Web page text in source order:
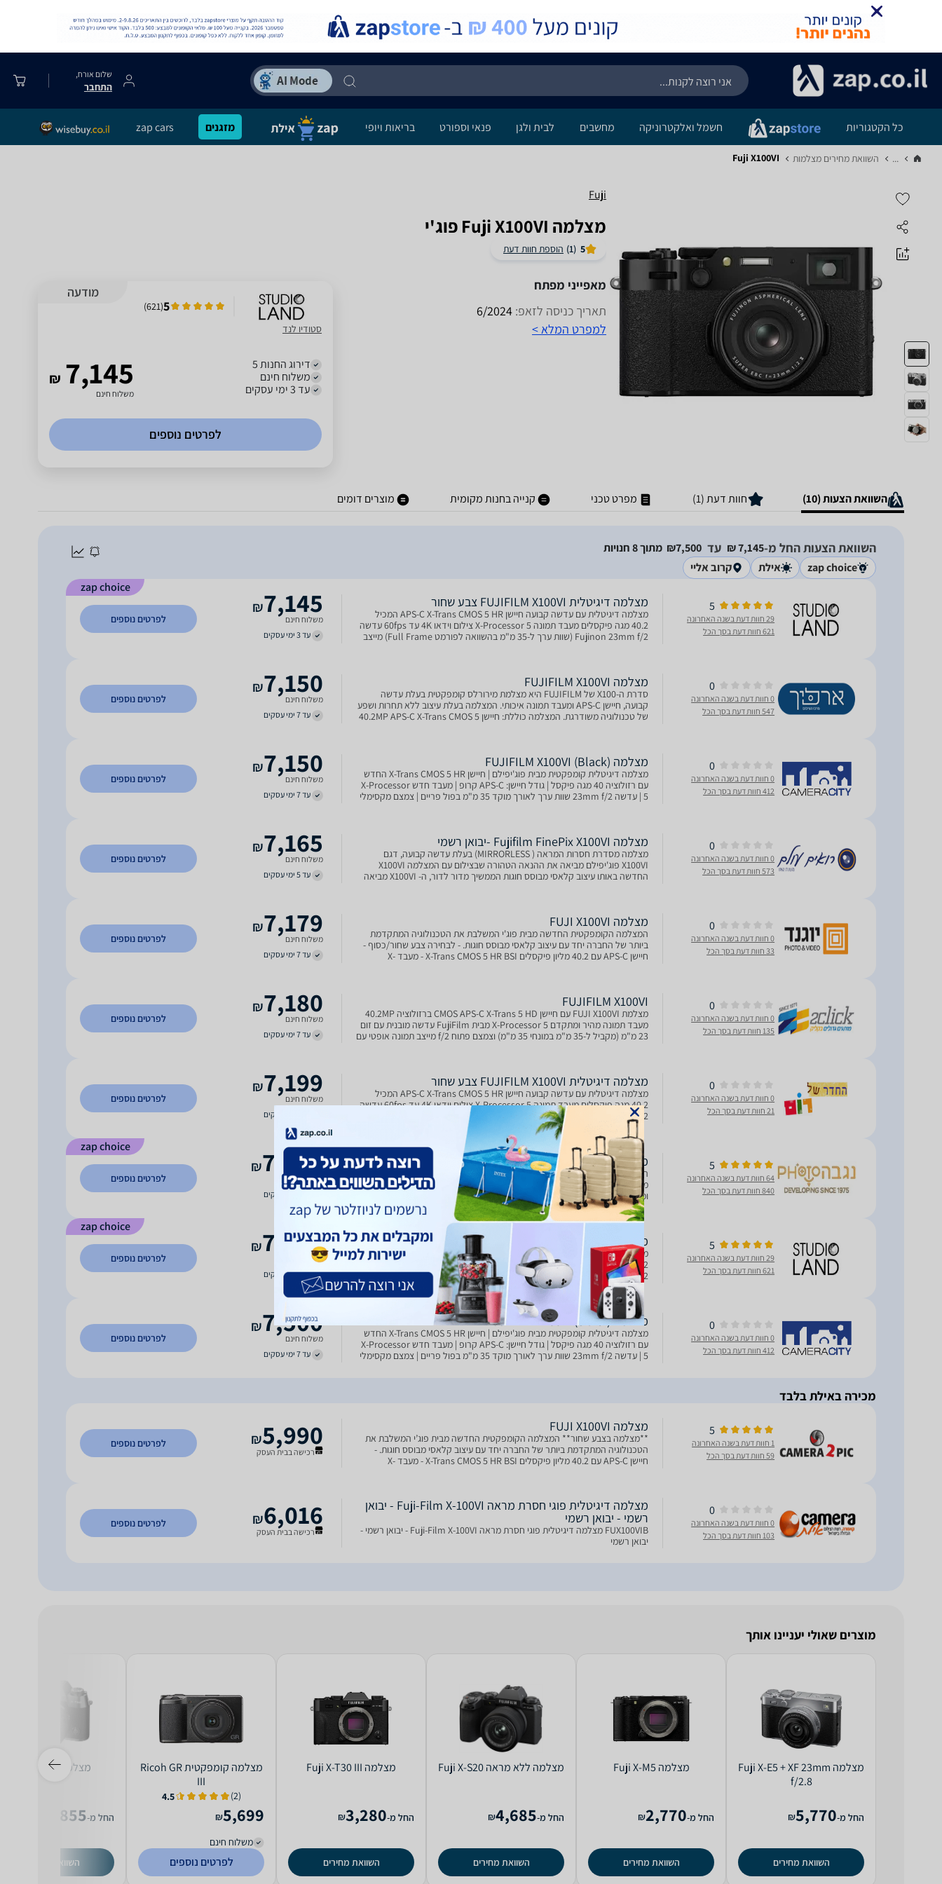
שלום אורח,
התחבר
כל הקטגוריות חשמל ואלקטרוניקה מחשבים לבית ולגן פנאי וספורט בריאות ויופי מזגנים zap cars
... השוואת מחירים מצלמות‏ Fuji X100VI
Fuji
מצלמה Fuji X100VI פוג'י
5
(1) הוספת חוות דעת
מאפייני מפתח
תאריך כניסה לזאפ: 6/2024
למפרט המלא >
מודעה
5
(
621
)
סטודיו לנד
דירוג החנות 5
משלוח חינם
עד 3 ימי עסקים
₪ 7,145
משלוח חינם
לפרטים נוספים
השוואת הצעות (10) חוות דעת (1) מפרט טכני קנייה בחנות מקומית מוצרים דומים
השוואת הצעות החל מ-7,145‏ ₪ עד 7,500‏₪
מתוך 8 חנויות
zap choice
אילת
קרוב אליי
zap choice
5
29 חוות דעת בשנה האחרונה
621 חוות דעת בסך הכל
מצלמה דיגיטלית FUJIFILM X100VI צבע שחור
מצלמה דיגיטלית עם עדשה קבועה חיישן APS-C X-Trans CMOS 5 HR המכיל
40.2 מגה פיקסלים מעבד תמונה X-Processor 5 צילום וידאו 4K עד 60fps עדשה
Fujinon 23mm f/2 (שוות ערך ל-35 מ"מ בהשוואה לפורמט Full Frame) מייצב
7,145
₪
משלוח חינם
עד 3 ימי עסקים
לפרטים נוספים
0
0 חוות דעת בשנה האחרונה
547 חוות דעת בסך הכל
מצלמה FUJIFILM X100VI
סדרת ה-X100 של FUJIFILM היא מצלמת מירורלס קומפקטית בעלת עדשה
קבועה, חיישן APS-C ומעבד תמונה איכותי. המצלמה בעלת עיצוב ללא תחרות ושפע
של טכנולוגיה משודרגת. המצלמה כוללת: חיישן 40.2MP APS-C X-Trans CMOS 5
7,150
₪
משלוח חינם
עד 7 ימי עסקים
לפרטים נוספים
0
0 חוות דעת בשנה האחרונה
412 חוות דעת בסך הכל
מצלמה FUJIFILM X100VI (Black)
מצלמה דיגיטלית קומפקטית מבית פוג'יפילם | חיישן X-Trans CMOS 5 HR החדש
עם רזולוציה 40 מגה פיקסל | גודל חיישן: APS-C קרופ | מעבד חדש X-Processor
5 | עדשה 23mm f/2 שוות ערך לאורך מוקד 35 מ"מ בפול פריים | צמצם מקסימלי
7,150
₪
משלוח חינם
עד 7 ימי עסקים
לפרטים נוספים
0
0 חוות דעת בשנה האחרונה
573 חוות דעת בסך הכל
מצלמה Fujifilm FinePix X100VI -יבואן רשמי
מצלמה מסדרת חסרות המראה ( MIRRORLESS) בעלת עדשה קבועה, דגם
X100VI פוג'יפילם מביאה את ההנאה הטהורה שבצילום עם המצלמה X100VI
החדשה באותו עיצוב קלאסי מבוסס חוגות הממשיך מדור לדור, ה- X100VI מביאה
7,165
₪
משלוח חינם
עד 5 ימי עסקים
לפרטים נוספים
0
0 חוות דעת בשנה האחרונה
33 חוות דעת בסך הכל
מצלמה FUJI X100VI
המצלמה הקומפקטית החדשה מבית פוג'י המשלבת את הטכנולוגיה המתקדמת
ביותר של החברה יחד עם עיצוב קלאסי מבוסס חוגות. - לבחירה צבע שחור/כסוף -
חיישן APS-C עם 40.2 מליון פיקסלים X-Trans CMOS 5 HR BSI - מעבד X-
7,179
₪
משלוח חינם
עד 7 ימי עסקים
לפרטים נוספים
0
0 חוות דעת בשנה האחרונה
135 חוות דעת בסך הכל
FUJIFILM X100VI
מצלמת FUJI X100VI עם חיישן CMOS APS-C X-Trans 5 HD ברזולוציה 40.2MP
מעבד תמונה מהיר ומתקדם X-Processor 5 מבית FujiFilm עדשה מובנית עם זום
23 מ"מ (מקביל ל-35 מ"מ במונחי 35 מ"מ) וצמצם פתוח f/2 מייצב תמונה אופטי עם
7,180
₪
משלוח חינם
עד 7 ימי עסקים
לפרטים נוספים
0
0 חוות דעת בשנה האחרונה
21 חוות דעת בסך הכל
מצלמה דיגיטלית FUJIFILM X100VI צבע שחור
מצלמה דיגיטלית עם עדשה קבועה חיישן APS-C X-Trans CMOS 5 HR המכיל
40.2 מגה פיקסלים מעבד תמונה X-Processor 5 צילום וידאו 4K עד 60fps עדשה
תמונה מובנה מפחית עד 6 סטופים מער
7,199
₪
משלוח חינם
לפרטים נוספים
zap choice
5
64 חוות דעת בשנה האחרונה
840 חוות דעת בסך הכל
מצלמה Fujifilm X100VI יבואן רשמי
המצלמה החדשה X100VI של פוג'יפילם משלבת עיצוב קלאסי וטכנולוגיה
מתקדמת. היא מציעה חוויית צילום מרשימה עם חיישן X-Trans CMOS 5 HR BSI
ומעבד X-Processor 5 המהיר. עם עדשה 23 מ"מ f/2 ומערכת מייצב תמונה
מתקדמת, היא מאפשרת תמונות איכותיות בכל תנאי התאורה. ה-X100
7,399
₪
משלוח חינם
לפרטים נוספים
zap choice
5
29 חוות דעת בשנה האחרונה
621 חוות דעת בסך הכל
מצלמה דיגיטלית FUJIFILM X100VI צבע כסוף
מצלמה דיגיטלית עם עדשה קבועה חיישן APS-C X-Trans CMOS 5 HR המכיל
40.2 מגה פיקסלים מעבד תמונה X-Processor 5 צילום וידאו 4K עד 60fps עדשה
Fujinon 23mm f/2 (שוות ערך ל-35 מ"מ בהשוואה לפורמט Full Frame) מייצב
תמונה מובנה מפחית עד 6 סטופים מערכת מיקוד אוטומטי
7,499
₪
משלוח חינם
עד 3 ימי עסקים
לפרטים נוספים
0
0 חוות דעת בשנה האחרונה
412 חוות דעת בסך הכל
מצלמה FUJIFILM X100VI (Silver)
מצלמה דיגיטלית קומפקטית מבית פוג'יפילם | חיישן X-Trans CMOS 5 HR החדש
עם רזולוציה 40 מגה פיקסל | גודל חיישן: APS-C קרופ | מעבד חדש X-Processor
5 | עדשה 23mm f/2 שוות ערך לאורך מוקד 35 מ"מ בפול פריים | צמצם מקסימלי
7,500
₪
משלוח חינם
עד 7 ימי עסקים
לפרטים נוספים
מכירה באילת בלבד
5
1 חוות דעת בשנה האחרונה
59 חוות דעת בסך הכל
מצלמה FUJI X100VI
**מצלמה בצבע שחור** המצלמה הקומפקטית החדשה מבית פוג’י המשלבת את
הטכנולוגיה המתקדמת ביותר של החברה יחד עם עיצוב קלאסי מבוסס חוגות. -
חיישן APS-C עם 40.2 מליון פיקסלים X-Trans CMOS 5 HR BSI - מעבד X-
5,990
₪
רכישה בבית העסק
לפרטים נוספים
0
0 חוות דעת בשנה האחרונה
103 חוות דעת בסך הכל
מצלמה דיגיטלית פוגי חסרת מראה Fuji-Film X-100VI - יבואן
רשמי - יבואן רשמי
FUX100VIB מצלמה דיגיטלית פוגי חסרת מראה Fuji-Film X-100VI - יבואן רשמי -
יבואן רשמי
6,016
₪
רכישה בבית העסק
לפרטים נוספים
מוצרים שאולי יעניינו אותך
מצלמה Fuji X-E5 +‎ XF 23mm
f/2.8
החל מ-5,770
₪
השוואת מחירים
מצלמה Fuji X-M5
החל מ-2,770
₪
השוואת מחירים
מצלמה ‏ללא מראה Fuji X-S20
החל מ-4,685
₪
השוואת מחירים
מצלמה Fuji X-T30 III
החל מ-3,280
₪
השוואת מחירים
מצלמה ‏קומפקטית Ricoh GR
III
(2)
4.5
5,699
₪
משלוח חינם
לפרטים נוספים
מצלמה Fuji X-T50
החל מ-4,855
השוואת מחירים